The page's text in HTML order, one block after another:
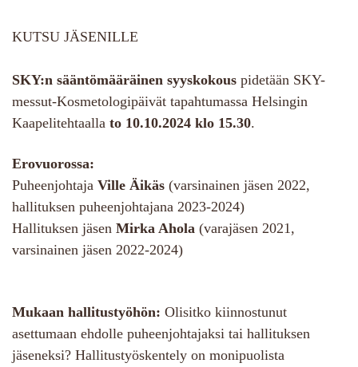
KUTSU JÄSENILLE
SKY:n sääntömääräinen syyskokous pidetään SKY-
messut-Kosmetologipäivät tapahtumassa Helsingin
Kaapelitehtaalla to 10.10.2024 klo 15.30.
Erovuorossa:
Puheenjohtaja Ville Äikäs (varsinainen jäsen 2022,
hallituksen puheenjohtajana 2023-2024)
Hallituksen jäsen Mirka Ahola (varajäsen 2021,
varsinainen jäsen 2022-2024)
Mukaan hallitustyöhön: Olisitko kiinnostunut
asettumaan ehdolle puheenjohtajaksi tai hallituksen
jäseneksi? Hallitustyöskentely on monipuolista